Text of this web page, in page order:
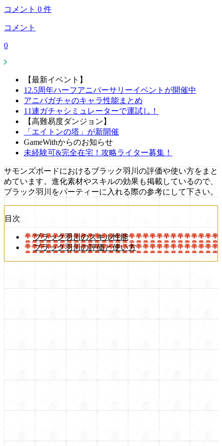
コメント 0 件
コメント
0
【最新イベント】
12.5周年ハーフアニバーサリーイベントが開催中
アニバガチャのキャラ性能まとめ
11連ガチャシミュレーターで運試し！
【高難易度ダンジョン】
「エイトンの塔」が新開催
GameWithからのお知らせ
未経験可&完全在宅！攻略ライター募集！
サモンズボードにおけるブラック羽川の評価や使い方をまと
めています。進化素材やスキルの効果も掲載しているので、
ブラック羽川をパーティーに入れる際の参考にして下さい。
目次
ブラック羽川のスキル性能
ブラック羽川の評価と使い方